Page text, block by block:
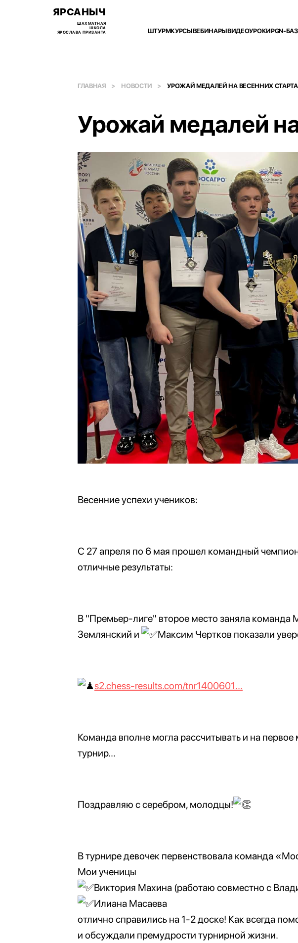
ЯРСАНЫЧ
ШАХМАТНАЯ
ШКОЛА
ЯРОСЛАВА ПРИЗАНТА
ШТУРМКУРСЫВЕБИНАРЫВИДЕОУРОКИPGN-
ГЛАВНАЯ НОВОСТИ УРОЖАЙ МЕДАЛЕЙ НА ВЕСЕННИХ
Урожай медалей
Весенние успехи учеников:
С 27 апреля по 6 мая прошел командный
отличные результаты:
В "Премьер-лиге" второе место заняла команда
Землянский и
Максим Чертков показали
s2.chess-results.com/tnr1400601...
Команда вполне могла рассчитывать и на
турнир...
Поздравляю с серебром, молодцы!
В турнире девочек первенствовала команда
Мои ученицы
Виктория Махина (работаю совместно с
Илиана Масаева
отлично справились на 1-2 доске! Как всегда
и обсуждали премудрости турнирной жизни.